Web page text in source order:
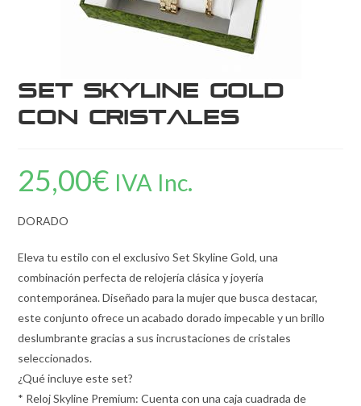
Set Skyline Gold
con Cristales
25,00€ IVA Inc.
DORADO
Eleva tu estilo con el exclusivo Set Skyline Gold, una
combinación perfecta de relojería clásica y joyería
contemporánea. Diseñado para la mujer que busca destacar,
este conjunto ofrece un acabado dorado impecable y un brillo
deslumbrante gracias a sus incrustaciones de cristales
seleccionados.
¿Qué incluye este set?
* Reloj Skyline Premium: Cuenta con una caja cuadrada de